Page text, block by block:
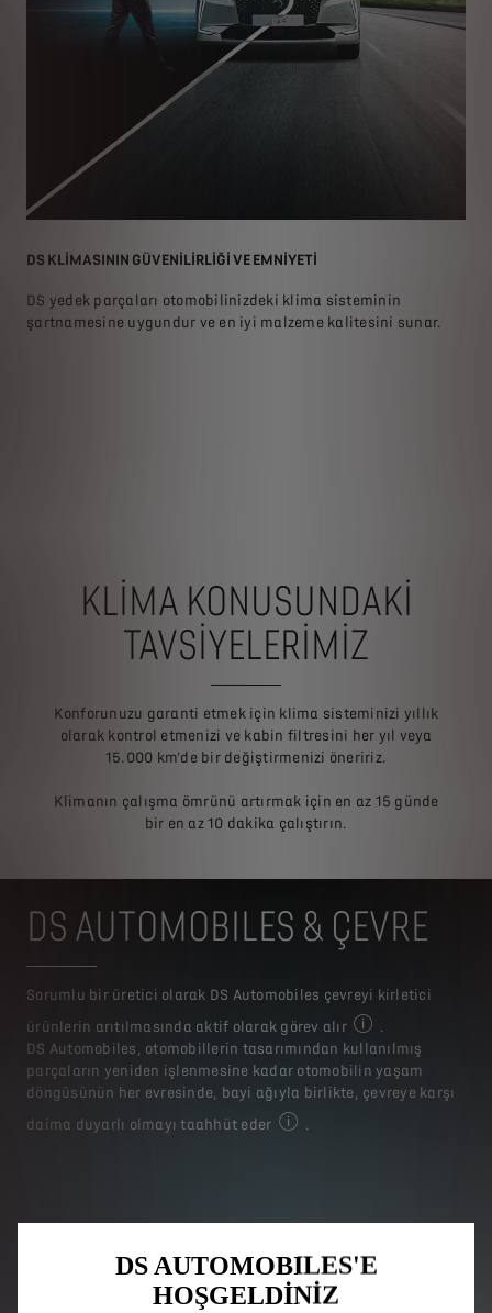
DS KLİMASININ GÜVENİLİRLİĞİ VE EMNİYETİ
DS yedek parçaları otomobilinizdeki klima sisteminin
şartnamesine uygundur ve en iyi malzeme kalitesini sunar.
KLİMA KONUSUNDAKİ
TAVSİYELERİMİZ
Konforunuzu garanti etmek için klima sisteminizi yıllık
olarak kontrol etmenizi ve kabin filtresini her yıl veya
15.000 km'de bir değiştirmenizi öneririz.
Klimanın çalışma ömrünü artırmak için en az 15 günde
bir en az 10 dakika çalıştırın.
DS AUTOMOBILES & ÇEVRE
Sorumlu bir üretici olarak DS Automobiles çevreyi kirletici
ürünlerin arıtılmasında aktif olarak görev alır
Daha fazla bilgi
.
DS Automobiles, otomobillerin tasarımından kullanılmış
parçaların yeniden işlenmesine kadar otomobilin yaşam
döngüsünün her evresinde, bayi ağıyla birlikte, çevreye karşı
daima duyarlı olmayı taahhüt eder
DS AUTOMOBILES'E
HOŞGELDİNİZ